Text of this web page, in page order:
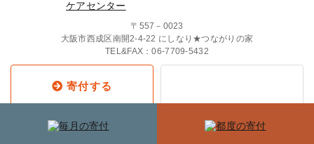
〒557－0023
大阪市西成区南開2-4-22 にしなり★つながりの家
TEL&FAX：06-7709-5432
寄付する
Copyright © 2019 西成チャイルド・
ケア・センター All Rights Reserved.